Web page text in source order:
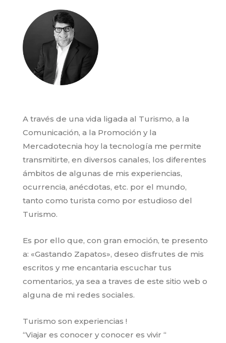
A través de una vida ligada al Turismo, a la
Comunicación, a la Promoción y la
Mercadotecnia hoy la tecnología me permite
transmitirte, en diversos canales, los diferentes
ámbitos de algunas de mis experiencias,
ocurrencia, anécdotas, etc. por el mundo,
tanto como turista como por estudioso del
Turismo.
Es por ello que, con gran emoción, te presento
a: «Gastando Zapatos», deseo disfrutes de mis
escritos y me encantaria escuchar tus
comentarios, ya sea a traves de este sitio web o
alguna de mi redes sociales.
Turismo son experiencias !
“Viajar es conocer y conocer es vivir “